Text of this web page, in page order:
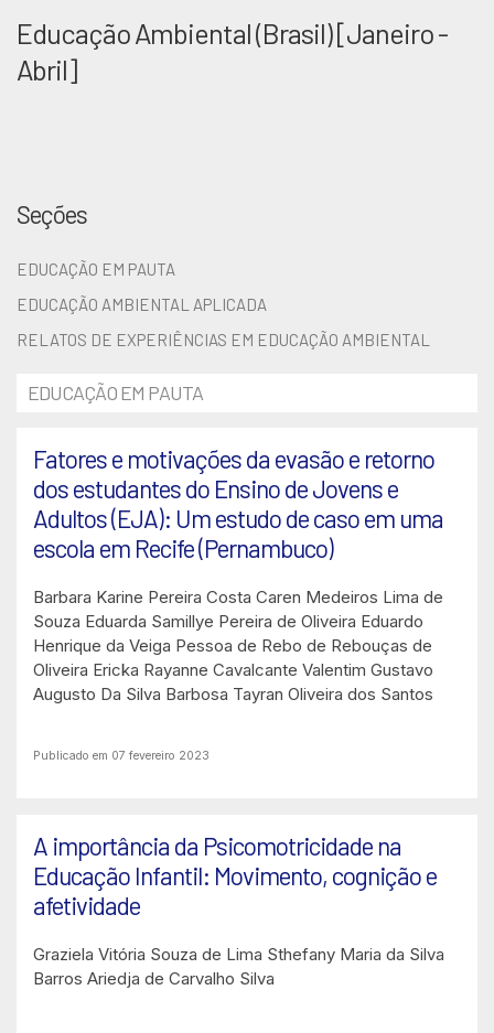
Educação Ambiental (Brasil) [Janeiro -
Abril]
Seções
EDUCAÇÃO EM PAUTA
EDUCAÇÃO AMBIENTAL APLICADA
RELATOS DE EXPERIÊNCIAS EM EDUCAÇÃO AMBIENTAL
EDUCAÇÃO EM PAUTA
Fatores e motivações da evasão e retorno
dos estudantes do Ensino de Jovens e
Adultos (EJA): Um estudo de caso em uma
escola em Recife (Pernambuco)
Barbara Karine Pereira Costa Caren Medeiros Lima de
Souza Eduarda Samillye Pereira de Oliveira Eduardo
Henrique da Veiga Pessoa de Rebo de Rebouças de
Oliveira Ericka Rayanne Cavalcante Valentim Gustavo
Augusto Da Silva Barbosa Tayran Oliveira dos Santos
Publicado em 07 fevereiro 2023
A importância da Psicomotricidade na
Educação Infantil: Movimento, cognição e
afetividade
Graziela Vitória Souza de Lima Sthefany Maria da Silva
Barros Ariedja de Carvalho Silva